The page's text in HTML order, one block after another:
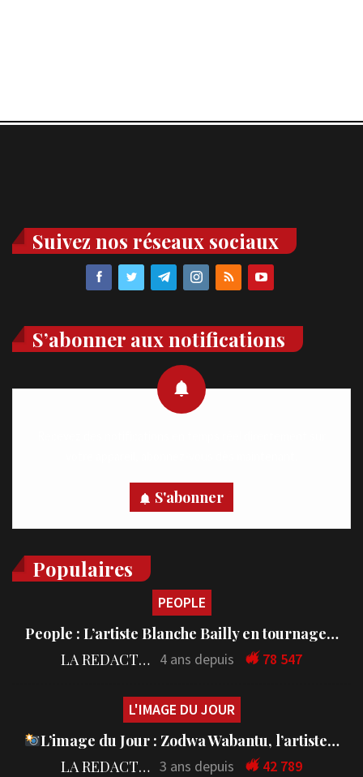
Suivez nos réseaux sociaux
S’abonner aux notifications
S'abonner
Populaires
PEOPLE
People : L’artiste Blanche Bailly en tournage…
LA REDACTION 4 ans depuis 78 547
L'IMAGE DU JOUR
L’image du Jour : Zodwa Wabantu, l’artiste…
LA REDACTION 3 ans depuis 42 789